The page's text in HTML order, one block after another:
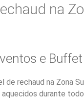
na
e
de rechaud na Zona
durante